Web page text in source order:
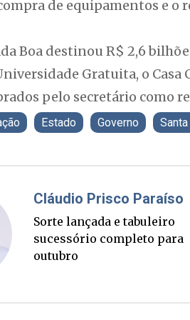
de equipamentos e o
Boa destinou R$ 2,6
Gratuita, o Casa
pelo secretário como
Estado Governo
Fabiano Bordignon
Ponte Anita Garibaldi virou
palanque eleitoral